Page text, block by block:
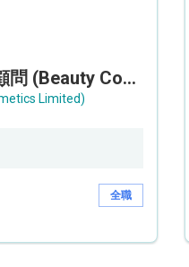
美容顧問 / 高級美容顧問 (Beauty Consultant / Senior Beauty Consultant)
Limited)
全職